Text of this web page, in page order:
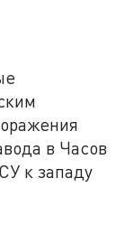
в Часов
к западу